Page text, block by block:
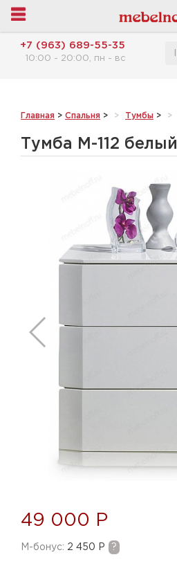
+7 (963) 689-55-35
10:00 - 20:00, пн - вс
Главная > Спальня > Тумбы >
Тумба М-112 белый
49 000 Р
M-бонус: 2 450 Р ?